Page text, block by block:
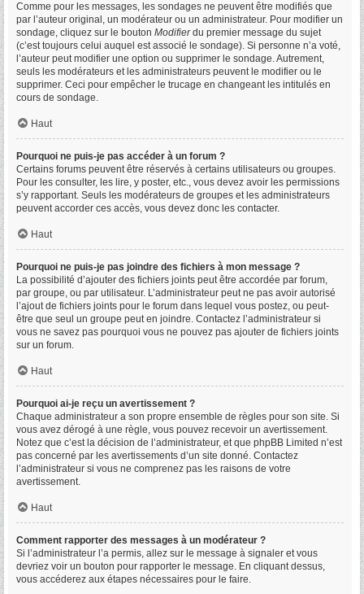
Comme pour les messages, les sondages ne peuvent être modifiés que
par l’auteur original, un modérateur ou un administrateur. Pour modifier un
sondage, cliquez sur le bouton Modifierdu premier message du sujet
(c’est toujours celui auquel est associé le sondage). Si personne n’a voté,
l’auteur peut modifier une option ou supprimer le sondage. Autrement,
seuls les modérateurs et les administrateurs peuvent le modifier ou le
supprimer. Ceci pour empêcher le trucage en changeant les intitulés en
cours de sondage.
Haut
Pourquoi ne puis-je pas accéder à un forum ?
Certains forums peuvent être réservés à certains utilisateurs ou groupes.
Pour les consulter, les lire, y poster, etc., vous devez avoir les permissions
s’y rapportant. Seuls les modérateurs de groupes et les administrateurs
peuvent accorder ces accès, vous devez donc les contacter.
Haut
Pourquoi ne puis-je pas joindre des fichiers à mon message ?
La possibilité d’ajouter des fichiers joints peut être accordée par forum,
par groupe, ou par utilisateur. L’administrateur peut ne pas avoir autorisé
l’ajout de fichiers joints pour le forum dans lequel vous postez, ou peut-
être que seul un groupe peut en joindre. Contactez l’administrateur si
vous ne savez pas pourquoi vous ne pouvez pas ajouter de fichiers joints
sur un forum.
Haut
Pourquoi ai-je reçu un avertissement ?
Chaque administrateur a son propre ensemble de règles pour son site. Si
vous avez dérogé à une règle, vous pouvez recevoir un avertissement.
Notez que c’est la décision de l’administrateur, et que phpBB Limited n’est
pas concerné par les avertissements d’un site donné. Contactez
l’administrateur si vous ne comprenez pas les raisons de votre
avertissement.
Haut
Comment rapporter des messages à un modérateur ?
Si l’administrateur l’a permis, allez sur le message à signaler et vous
devriez voir un bouton pour rapporter le message. En cliquant dessus,
vous accéderez aux étapes nécessaires pour le faire.